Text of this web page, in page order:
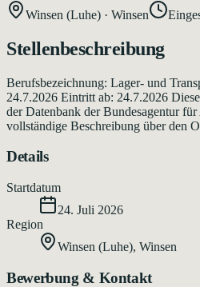
Winsen (Luhe) · Winsen
Stellenbeschreibung
Berufsbezeichnung: Lager- und
24.7.2026 Eintritt ab: 24.7.2026
der Datenbank der Bundesagentur
vollständige Beschreibung über den
Details
Startdatum
24. Juli 2026
Region
Winsen (Luhe), Winsen
Bewerbung & Kontakt